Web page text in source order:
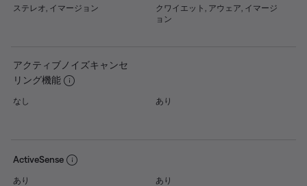
ステレオ, イマージョン
アクティブノイズキャンセ
リング機能
なし
ActiveSense
あり
クワイエット, アウェア, イマージ
ョン
あり
あり